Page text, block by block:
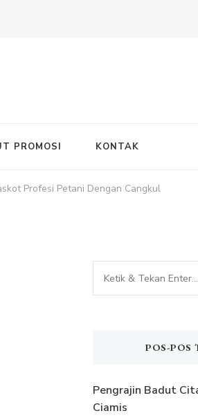
PROMOSI KONTAK
Profesi Petani Dengan Cangkul
Mencari
Sesuatu?
POS-POS
Pengrajin Badut
Ciamis